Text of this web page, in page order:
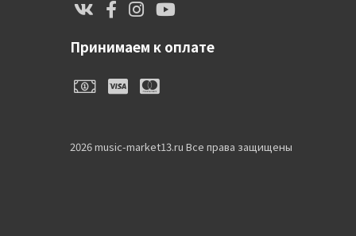
Принимаем к оплате
2026 music-market13.ru Все права защищены